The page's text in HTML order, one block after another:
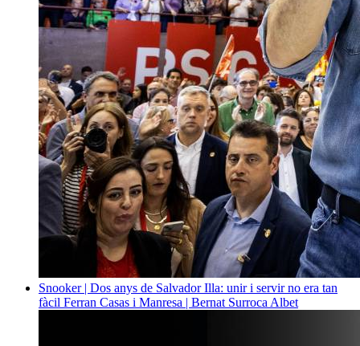
Snooker | Dos anys de Salvador Illa: unir i servir no era tan
fàcil Ferran Casas i Manresa | Bernat Surroca Albet